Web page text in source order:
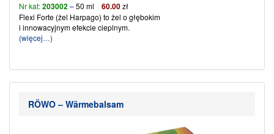
Nr kat:203002–50 ml 60.00zł
Flexi Forte (żel Harpago) to żel o głębokim
i innowacyjnym efekcie cieplnym.
(więcej…)
RÖWO – Wärmebalsam